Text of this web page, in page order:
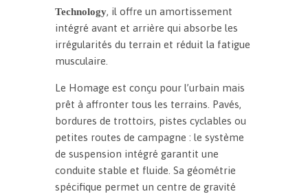
Technology, il offre un amortissement
intégré avant et arrière qui absorbe les
irrégularités du terrain et réduit la fatigue
musculaire.
Le Homage est conçu pour l’urbain mais
prêt à affronter tous les terrains. Pavés,
bordures de trottoirs, pistes cyclables ou
petites routes de campagne : le système
de suspension intégré garantit une
conduite stable et fluide. Sa géométrie
spécifique permet un centre de gravité